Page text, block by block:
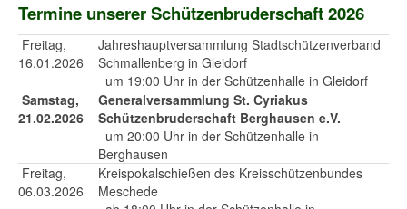
Termine unserer Schützenbruderschaft 2026
Freitag,
16.01.2026
Jahreshauptversammlung Stadtschützenverband
Schmallenberg in Gleidorf
um 19:00 Uhr in der Schützenhalle in Gleidorf
Samstag,
21.02.2026
Generalversammlung St. Cyriakus
Schützenbruderschaft Berghausen e.V.
um 20:00 Uhr in der Schützenhalle in
Berghausen
Freitag,
06.03.2026
Kreispokalschießen des Kreisschützenbundes
Meschede